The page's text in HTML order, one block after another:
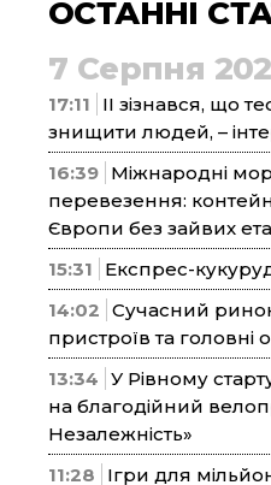
ОСТАННІ
7 Серпня
17:11
ІІ зізнався, що
знищити людей, –
16:39 Міжнародні
перевезення:
Європи без зайвих
15:31
Експрес-
14:02 Сучасний
пристроїв та головні
13:34 У Рівному
на благодійний
Незалежність»
11:28
Ігри для